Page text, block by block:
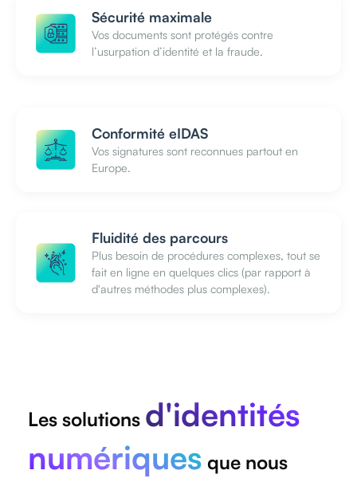
Sécurité maximale
Vos documents sont protégés contre
l’usurpation d’identité et la fraude.
Conformité eIDAS
Vos signatures sont reconnues partout en
Europe.
Fluidité des parcours
Plus besoin de procédures complexes, tout se
fait en ligne en quelques clics (par rapport à
d'autres méthodes plus complexes).
Les solutions d'identités
numériques que nous